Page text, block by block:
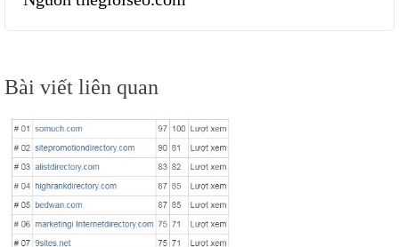
Bài viết liên quan
Điều
hướng
bài
viết